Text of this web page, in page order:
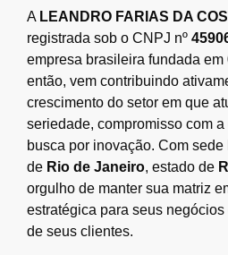
A LEANDRO FARIAS DA
registrada sob o CNPJ nº
empresa brasileira fundada em
então, vem contribuindo
crescimento do setor em que
seriedade, compromisso com
busca por inovação. Com
de Rio de Janeiro, estado de
orgulho de manter sua matriz
estratégica para seus
de seus clientes.